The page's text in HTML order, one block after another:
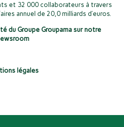
et 32 000 collaborateurs à travers
annuel de 20,0 milliards d’euros.
du Groupe Groupama sur notre
légales